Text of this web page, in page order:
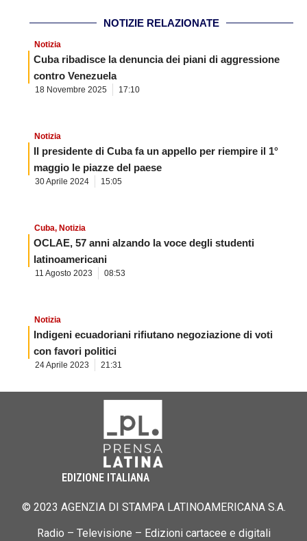
NOTIZIE RELAZIONATE
Notizia
Cuba ribadisce la denuncia dei piani di aggressione
contro Venezuela
18 Novembre 2025 17:10
Notizia
Il presidente di Cuba fa un appello per riempire il 1°
maggio le piazze del paese
30 Aprile 2024 15:05
Cuba, Notizia
OCLAE, 57 anni alzando la voce degli studenti
latinoamericani
11 Agosto 2023 08:53
Notizia
Indigeni ecuadoriani rifiutano negoziazione di voti
con favori politici
24 Aprile 2023 21:31
EDIZIONE ITALIANA
© 2023 AGENZIA DI STAMPA LATINOAMERICANA S.A.
Radio – Televisione – Edizioni cartacee e digitali